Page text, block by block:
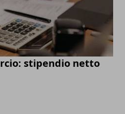
stipendio netto